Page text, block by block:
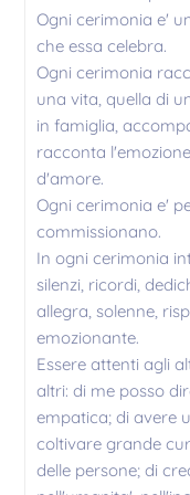
Ogni cerimonia e'
che essa celebra.
Ogni cerimonia
una vita, quella di
in famiglia,
racconta
d'amore.
Ogni cerimonia e'
commissionano.
In ogni cerimonia
silenzi, ricordi,
allegra, solenne,
emozionante.
Essere attenti agli
altri: di me posso
empatica; di avere
coltivare grande
delle persone; di